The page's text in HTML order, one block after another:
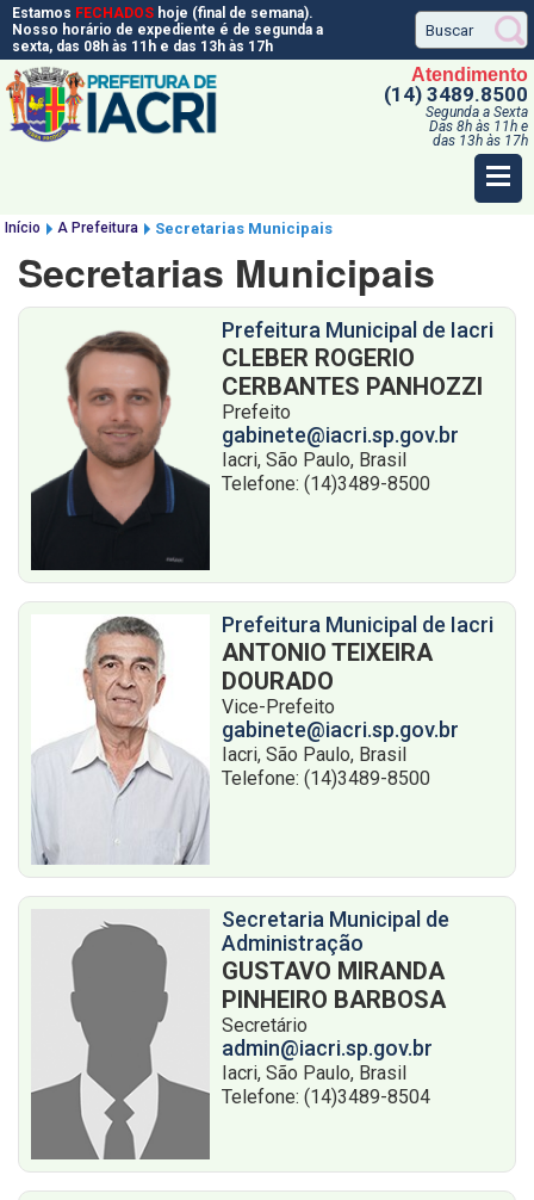
Estamos FECHADOS hoje (final de semana).
Nosso horário de expediente é de segunda a
sexta, das 08h às 11h e das 13h às 17h
Atendimento
(14) 3489.8500
Segunda a Sexta
Das 8h às 11h e
das 13h às 17h
Início A Prefeitura Secretarias Municipais
Secretarias Municipais
Prefeitura Municipal de Iacri
CLEBER ROGERIO
CERBANTES PANHOZZI
Prefeito
gabinete@iacri.sp.gov.br
Iacri, São Paulo, Brasil
Telefone: (14)3489-8500
Prefeitura Municipal de Iacri
ANTONIO TEIXEIRA
DOURADO
Vice-Prefeito
gabinete@iacri.sp.gov.br
Iacri, São Paulo, Brasil
Telefone: (14)3489-8500
Secretaria Municipal de
Administração
GUSTAVO MIRANDA
PINHEIRO BARBOSA
Secretário
admin@iacri.sp.gov.br
Iacri, São Paulo, Brasil
Telefone: (14)3489-8504